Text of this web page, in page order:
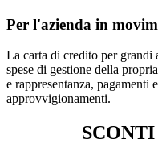
Per l'azienda in
La carta di credito per grandi
spese di gestione della
e rappresentanza,
approvvigionamenti.